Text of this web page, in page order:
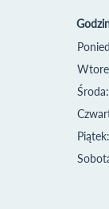
Środa:
Piątek: